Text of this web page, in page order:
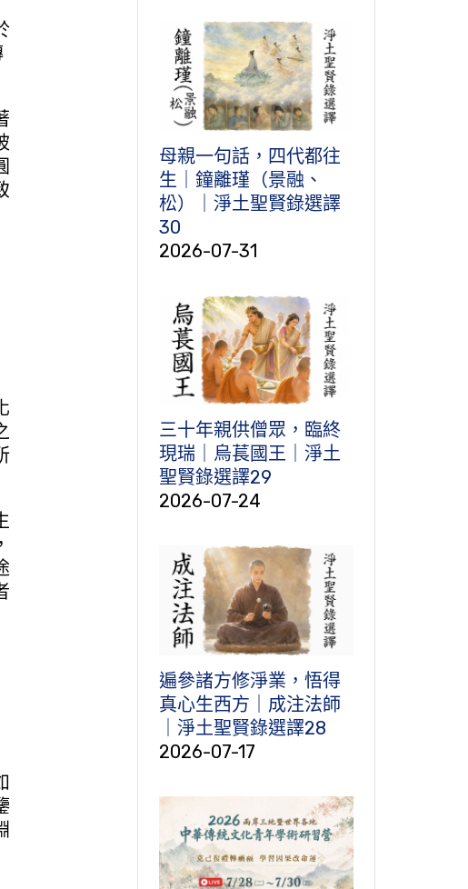
母親一句話，四代都往
生｜鐘離瑾（景融、
松）｜淨土聖賢錄選譯
30
2026-07-31
三十年親供僧眾，臨終
現瑞｜烏萇國王｜淨土
聖賢錄選譯29
2026-07-24
遍參諸方修淨業，悟得
真心生西方｜成注法師
｜淨土聖賢錄選譯28
2026-07-17